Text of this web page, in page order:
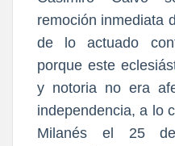
remoción inmediata
de lo actuado
porque este
y notoria no era
independencia, a lo
Milanés el 25